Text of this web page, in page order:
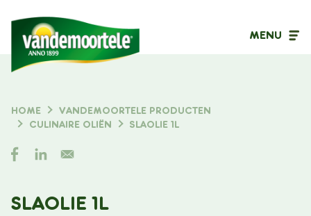
MENU
Inhoudstype
Filter op
KRUIMELPAD
HOME
VANDEMOORTELE PRODUCTEN
CULINAIRE OLIËN
SLAOLIE 1L
SLAOLIE 1L